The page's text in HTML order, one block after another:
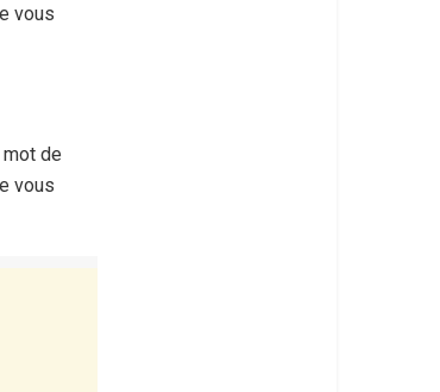
vous
de
vous